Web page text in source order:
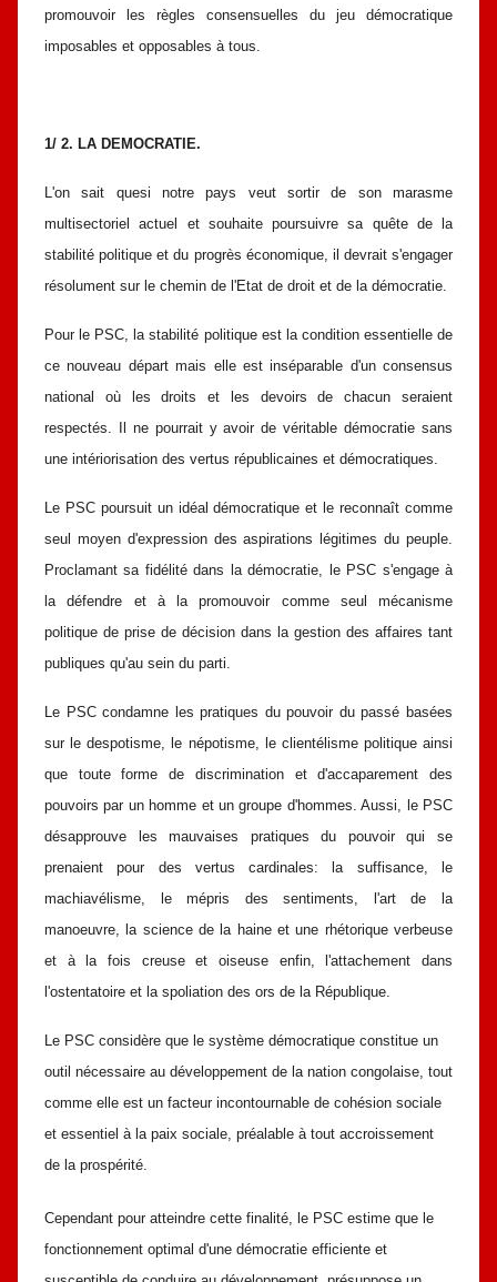
promouvoir les règles consensuelles du jeu démocratique
imposables et opposables à tous.
1/ 2. LA DEMOCRATIE.
L'on sait quesi notre pays veut sortir de son marasme
multisectorielactuel et souhaite poursuivre sa quête de la
stabilité politique et du progrès économique, il devrait s'engager
résolument sur le chemin de l'Etat de droit et de la démocratie.
Pour le PSC, la stabilité politique est la condition essentielle de
cenouveau départ mais elle est inséparable d'un consensus
national où les droits et les devoirs de chacun seraient
respectés. Il ne pourrait y avoir de véritabledémocratie sans
une intériorisation des vertus républicaines et démocratiques.
Le PSC poursuit un idéal démocratique et le reconnaît comme
seul moyen d'expression des aspirations légitimes du peuple.
Proclamant sa fidélité dans ladémocratie, le PSC s'engage à
la défendre et à la promouvoir comme seul mécanisme
politique de prise de décision dans la gestion des affaires tant
publiques qu'au sein du parti.
Le PSC condamne les pratiques du pouvoir du passé basées
sur ledespotisme, le népotisme, le clientélisme politique ainsi
que toute forme de discrimination et d'accaparement des
pouvoirs par un homme et un groupe d'hommes. Aussi, le PSC
désapprouve les mauvaises pratiques du pouvoir qui se
prenaient pour des vertus cardinales: la suffisance, le
machiavélisme, lemépris des sentiments, l'art de la
manoeuvre, la science de la haine et une rhétorique verbeuse
et à la fois creuse et oiseuse enfin, l'attachement dans
l'ostentatoire et la spoliation des ors de la République.
Le PSC considère que le système démocratique constitue un
outil nécessaire au développement de la nation congolaise, tout
comme elle est un facteur incontournable de cohésion sociale
et essentiel à la paix sociale, préalable à tout accroissement
de la prospérité.
Cependant pour atteindre cette finalité, le PSC estime que le
fonctionnement optimal d'une démocratie efficiente et